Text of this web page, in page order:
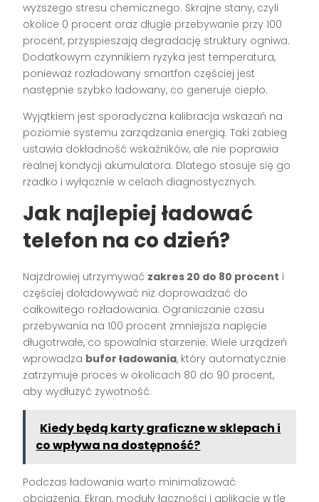
wyższego stresu chemicznego. Skrajne stany, czyli
okolice 0 procent oraz długie przebywanie przy 100
procent, przyspieszają degradację struktury ogniwa.
Dodatkowym czynnikiem ryzyka jest temperatura,
ponieważ rozładowany smartfon częściej jest
następnie szybko ładowany, co generuje ciepło.
Wyjątkiem jest sporadyczna kalibracja wskazań na
poziomie systemu zarządzania energią. Taki zabieg
ustawia dokładność wskaźników, ale nie poprawia
realnej kondycji akumulatora. Dlatego stosuje się go
rzadko i wyłącznie w celach diagnostycznych.
Jak najlepiej ładować
telefon na co dzień?
Najzdrowiej utrzymywać zakres 20 do 80 procent i
częściej doładowywać niż doprowadzać do
całkowitego rozładowania. Ograniczanie czasu
przebywania na 100 procent zmniejsza napięcie
długotrwałe, co spowalnia starzenie. Wiele urządzeń
wprowadza bufor ładowania, który automatycznie
zatrzymuje proces w okolicach 80 do 90 procent,
aby wydłużyć żywotność.
Kiedy będą karty graficzne w sklepach i
co wpływa na dostępność?
Podczas ładowania warto minimalizować
obciążenia. Ekran, moduły łączności i aplikacje w tle